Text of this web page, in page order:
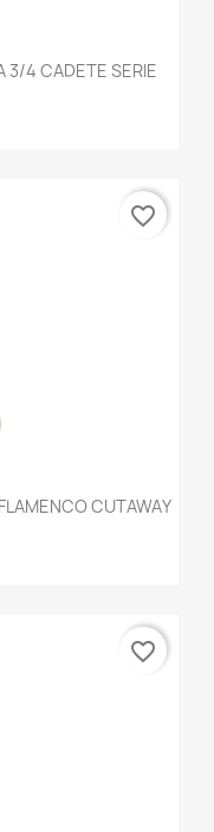
3/4 CADETE SERIE
CUTAWAY
favorite_border
favorite_border